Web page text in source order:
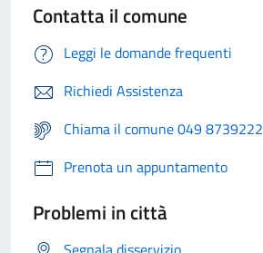
Contatta il comune
Leggi le domande frequenti
Richiedi Assistenza
Chiama il comune 049 8739222
Prenota un appuntamento
Problemi in città